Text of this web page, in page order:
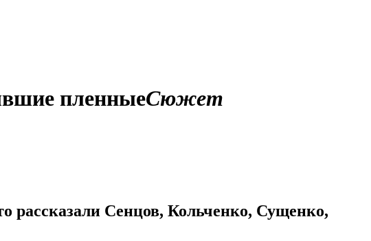
пленныеСюжет
рассказали Сенцов, Кольченко, Сущенко,